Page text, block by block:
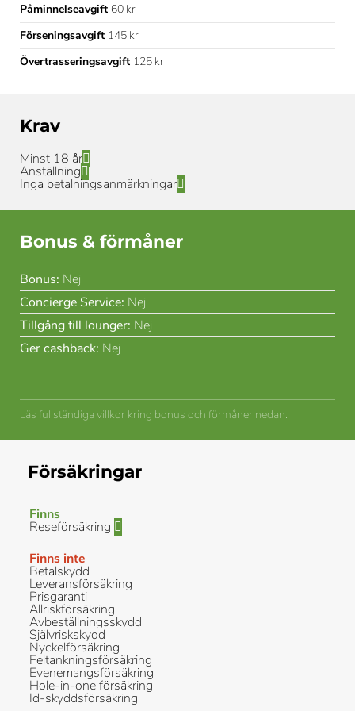
Påminnelseavgift 60 kr
Förseningsavgift 145 kr
Övertrasseringsavgift 125 kr
Krav
Minst 18 år
Anställning
Inga betalningsanmärkningar
Bonus & förmåner
Bonus: Nej
Concierge Service: Nej
Tillgång till lounger: Nej
Ger cashback: Nej
Läs fullständiga villkor kring bonus och förmåner nedan.
Försäkringar
Finns
Reseförsäkring
Finns inte
Betalskydd
Leveransförsäkring
Prisgaranti
Allriskförsäkring
Avbeställningsskydd
Självriskskydd
Nyckelförsäkring
Feltankningsförsäkring
Evenemangsförsäkring
Hole-in-one försäkring
Id-skyddsförsäkring